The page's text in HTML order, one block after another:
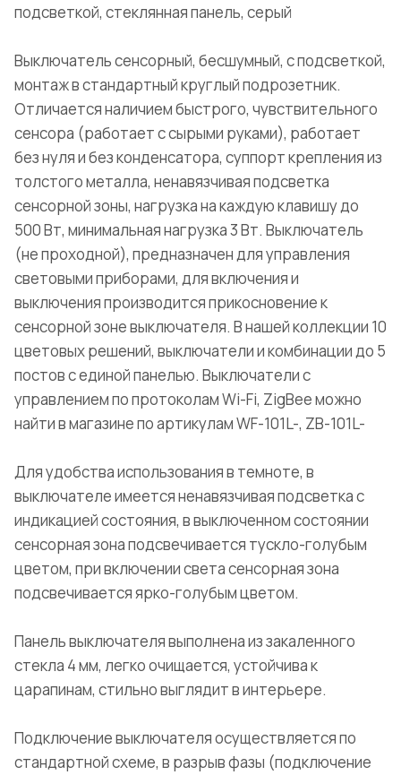
подсветкой, стеклянная панель, серый
Выключатель сенсорный, бесшумный, с подсветкой,
монтаж в стандартный круглый подрозетник.
Отличается наличием быстрого, чувствительного
сенсора (работает с сырыми руками), работает
без нуля и без конденсатора, суппорт крепления из
толстого металла, ненавязчивая подсветка
сенсорной зоны, нагрузка на каждую клавишу до
500 Вт, минимальная нагрузка 3 Вт. Выключатель
(не проходной), предназначен для управления
световыми приборами, для включения и
выключения производится прикосновение к
сенсорной зоне выключателя. В нашей коллекции 10
цветовых решений, выключатели и комбинации до 5
постов с единой панелью. Выключатели с
управлением по протоколам Wi-Fi, ZigBee можно
найти в магазине по артикулам WF-101L-, ZB-101L-
Для удобства использования в темноте, в
выключателе имеется ненавязчивая подсветка с
индикацией состояния, в выключенном состоянии
сенсорная зона подсвечивается тускло-голубым
цветом, при включении света сенсорная зона
подсвечивается ярко-голубым цветом.
Панель выключателя выполнена из закаленного
стекла 4 мм, легко очищается, устойчива к
царапинам, стильно выглядит в интерьере.
Подключение выключателя осуществляется по
стандартной схеме, в разрыв фазы (подключение